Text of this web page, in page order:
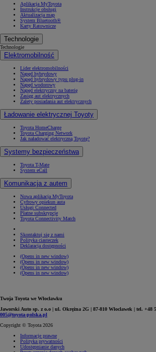
Aplikacja MyToyota
Instrukcje obsługi
Aktualizacja map
System Bluetooth®
Karty Ratownicze
Technologie
Technologie
Elektromobilność
Lider elektromobilności
Napęd hybrydowy
Napęd hybrydowy typu plug-in
Napęd wodorowy
Napęd elektryczny na baterię
Zasięg aut elektrycznych
Zalety posiadania aut elektrycznych
Ładowanie elektrycznej Toyoty
Toyota HomeCharge
Toyota Charging Network
Jak naładować elektryczną Toyotę?
Systemy bezpieczeństwa
Toyota T-Mate
System eCall
Komunikacja z autem
Nowa aplikacja MyToyota
Cyfrowy opiekun auta
Usługi Connected
Płatne subskrypcje
Toyota Connectivity Match
Skontaktuj się z nami
Polityka ciasteczek
Deklaracja dostępności
(Opens in new window)
(Opens in new window)
(Opens in new window)
(Opens in new window)
Twoja Toyota we Włocławku
Jaworski Auto sp. z o.o | ul. Okrężna 2G | 87-810 Włocławek | tel. +48
005@toyota-polska.pl
Copyright © Toyota 2026
Informacje prawne
Polityka prywatności
Udostępnianie danych